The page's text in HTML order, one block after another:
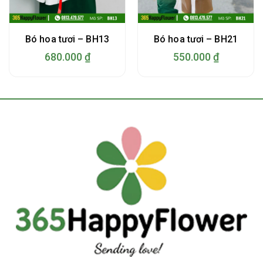
Bó hoa tươi – BH13
680.000 ₫
Bó hoa tươi – BH21
550.000 ₫